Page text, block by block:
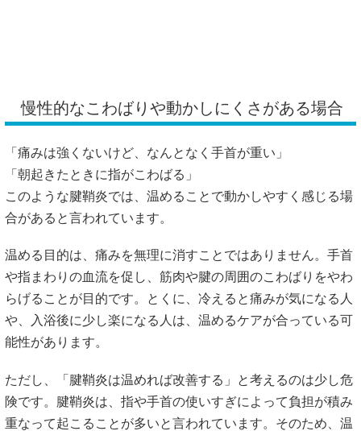
慢性的なこわばりや動かしにくさがある場合
「痛みは強くないけど、なんとなく手首が重い」
「朝起きたときに指がこわばる」
このような腱鞘炎では、温めることで動かしやすく感じる場
合があると言われています。
温める目的は、痛みを無理に消すことではありません。手首
や指まわりの血流を促し、筋肉や腱の周囲のこわばりをやわ
らげることが目的です。とくに、冷えると痛みが気になる人
や、入浴後に少し楽になる人は、温めるケアが合っている可
能性があります。
ただし、「腱鞘炎は温めれば改善する」と考えるのは少し危
険です。腱鞘炎は、指や手首の使いすぎによって負担が積み
重なって起こることが多いと言われています。そのため、温